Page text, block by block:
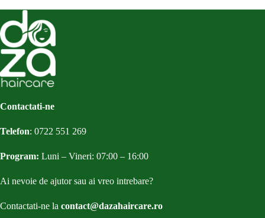
Contactati-ne
Telefon: 0722 551 269
Program: Luni – Vineri: 07:00 – 16:00
Ai nevoie de ajutor sau ai vreo intrebare?
Contactati-ne la contact@dazahaircare.ro